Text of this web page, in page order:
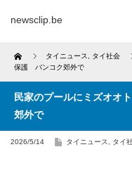
newsclip.be
Home タイニュース タイ社会
保護 バンコク郊外で
民家のプールにミズオ
郊外で
2026/5/14 タイニュース タイ